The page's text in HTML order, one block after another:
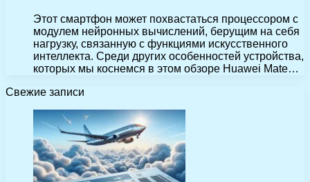
Этот смартфон может похвастаться процессором с
модулем нейронных вычислений, берущим на себя
нагрузку, связанную с функциями искусственного
интеллекта. Среди других особенностей устройства,
которых мы коснемся в этом обзоре Huawei Mate…
Свежие записи